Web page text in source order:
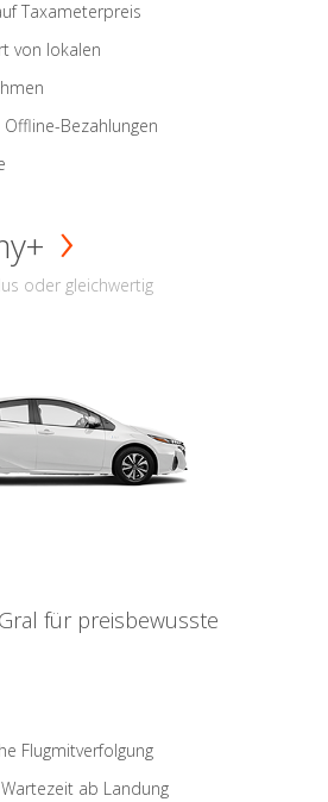
Taxameterpreis
von lokalen
Bezahlungen
oder gleichwertig
für preisbewusste
Flugmitverfolgung
ab Landung